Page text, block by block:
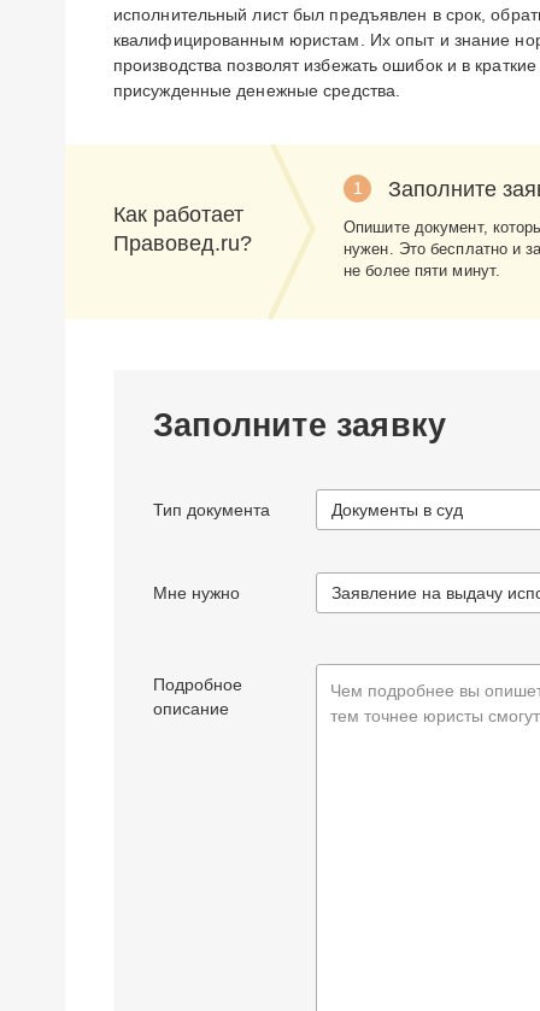
исполнительный лист был предъявлен в срок,
квалифицированным юристам. Их опыт и знание
производства позволят избежать ошибок и в
присужденные денежные средства.
Как работает
Правовед.ru?
1 Заполните
Опишите документ,
нужен. Это бесплатно и
не более пяти минут.
Заполните заявку
Тип документа Документы в суд
Мне нужно
Подробное
описание
Чем подробнее вы
тем точнее юристы